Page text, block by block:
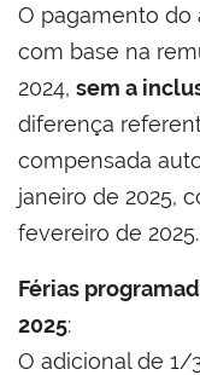
O pagamento do
com base na
2024, sem a
diferença
compensada
janeiro de 2025,
fevereiro de 2025.
Férias
2025:
O adicional de 1/